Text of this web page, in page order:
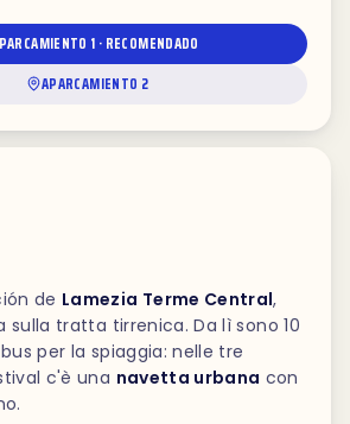
1 · RECOMENDADO
APARCAMIENTO 2
de Lamezia Terme Central,
sulla tratta tirrenica. Da lì sono 10
per la spiaggia: nelle tre
c'è una navetta urbana con